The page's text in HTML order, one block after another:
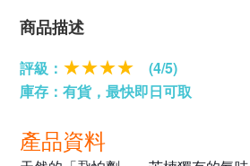
商品描述
評級： ★★★★
(4/5)
庫存：有貨，最快即日可取
產品資料